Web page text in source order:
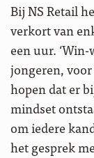
Bij NS Retail
verkort van
een uur.
jongeren,
hopen dat er
mindset
om iedere
het gesprek